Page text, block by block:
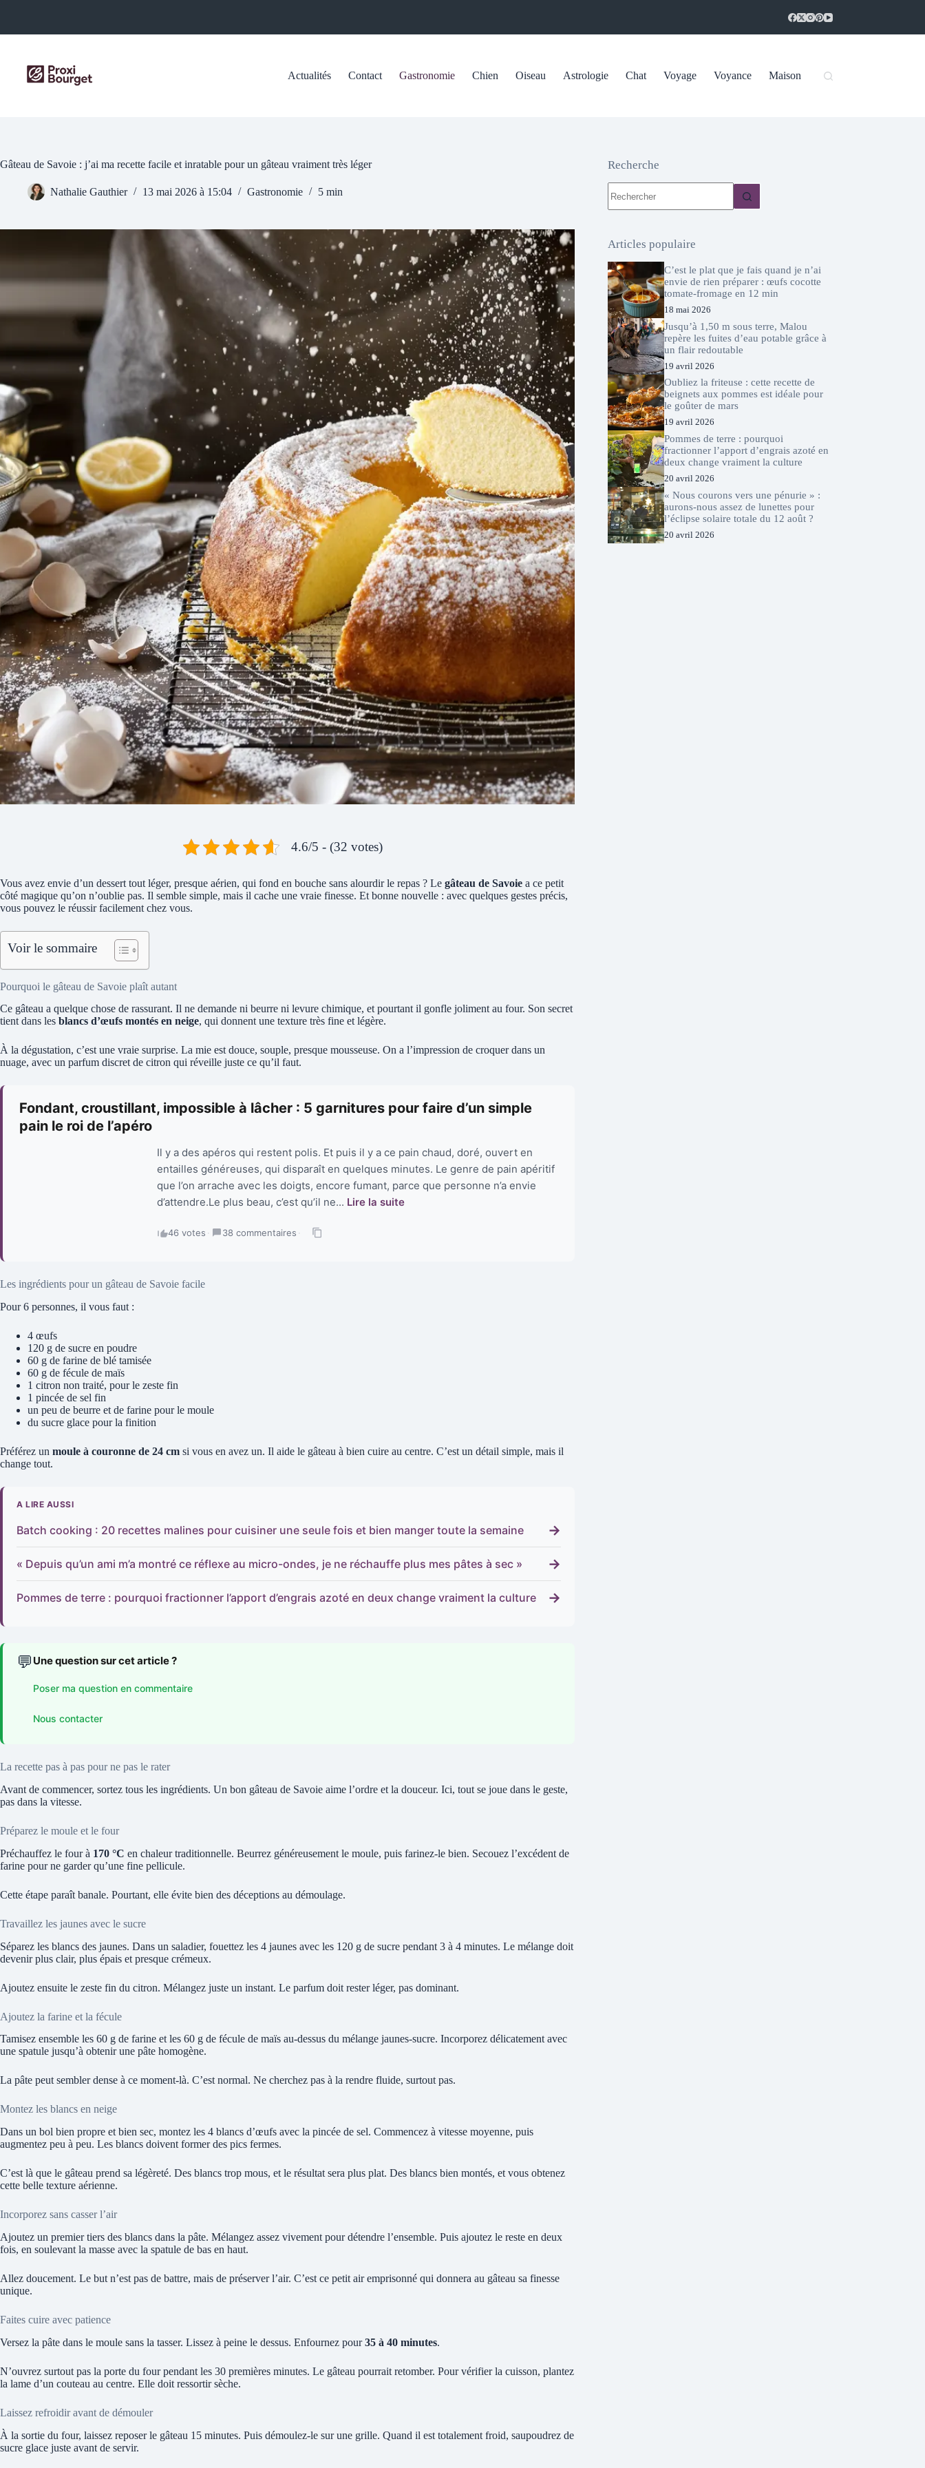
Actualités Contact Gastronomie Chien Oiseau Astrologie Chat Voyage Voyance Maison
Gâteau de Savoie : j’ai ma recette facile et inratable pour un gâteau vraiment très léger
Nathalie Gauthier 13 mai 2026 à 15:04 Gastronomie 5 min
4.6/5 - (32 votes)
Vous avez envie d’un dessert tout léger, presque aérien, qui fond en bouche sans alourdir le repas ? Le gâteau de Savoie a ce petit
côté magique qu’on n’oublie pas. Il semble simple, mais il cache une vraie finesse. Et bonne nouvelle : avec quelques gestes précis,
vous pouvez le réussir facilement chez vous.
Voir le sommaire
Pourquoi le gâteau de Savoie plaît autant
Ce gâteau a quelque chose de rassurant. Il ne demande ni beurre ni levure chimique, et pourtant il gonfle joliment au four. Son secret
tient dans les blancs d’œufs montés en neige, qui donnent une texture très fine et légère.
À la dégustation, c’est une vraie surprise. La mie est douce, souple, presque mousseuse. On a l’impression de croquer dans un
nuage, avec un parfum discret de citron qui réveille juste ce qu’il faut.
Fondant, croustillant, impossible à lâcher : 5 garnitures pour faire d’un simple
pain le roi de l’apéro
Il y a des apéros qui restent polis. Et puis il y a ce pain chaud, doré, ouvert en
entailles généreuses, qui disparaît en quelques minutes. Le genre de pain apéritif
que l’on arrache avec les doigts, encore fumant, parce que personne n’a envie
d’attendre.Le plus beau, c’est qu’il ne... Lire la suite
46 votes · 38 commentaires ·
Les ingrédients pour un gâteau de Savoie facile
Pour 6 personnes, il vous faut :
4 œufs
120 g de sucre en poudre
60 g de farine de blé tamisée
60 g de fécule de maïs
1 citron non traité, pour le zeste fin
1 pincée de sel fin
un peu de beurre et de farine pour le moule
du sucre glace pour la finition
Préférez un moule à couronne de 24 cm si vous en avez un. Il aide le gâteau à bien cuire au centre. C’est un détail simple, mais il
change tout.
A LIRE AUSSI
Batch cooking : 20 recettes malines pour cuisiner une seule fois et bien manger toute la semaine →
« Depuis qu’un ami m’a montré ce réflexe au micro-ondes, je ne réchauffe plus mes pâtes à sec » →
Pommes de terre : pourquoi fractionner l’apport d’engrais azoté en deux change vraiment la culture →
💬 Une question sur cet article ?
Poser ma question en commentaire
Nous contacter
La recette pas à pas pour ne pas le rater
Avant de commencer, sortez tous les ingrédients. Un bon gâteau de Savoie aime l’ordre et la douceur. Ici, tout se joue dans le geste,
pas dans la vitesse.
Préparez le moule et le four
Préchauffez le four à 170 °C en chaleur traditionnelle. Beurrez généreusement le moule, puis farinez-le bien. Secouez l’excédent de
farine pour ne garder qu’une fine pellicule.
Cette étape paraît banale. Pourtant, elle évite bien des déceptions au démoulage.
Travaillez les jaunes avec le sucre
Séparez les blancs des jaunes. Dans un saladier, fouettez les 4 jaunes avec les 120 g de sucre pendant 3 à 4 minutes. Le mélange doit
devenir plus clair, plus épais et presque crémeux.
Ajoutez ensuite le zeste fin du citron. Mélangez juste un instant. Le parfum doit rester léger, pas dominant.
Ajoutez la farine et la fécule
Tamisez ensemble les 60 g de farine et les 60 g de fécule de maïs au-dessus du mélange jaunes-sucre. Incorporez délicatement avec
une spatule jusqu’à obtenir une pâte homogène.
La pâte peut sembler dense à ce moment-là. C’est normal. Ne cherchez pas à la rendre fluide, surtout pas.
Montez les blancs en neige
Dans un bol bien propre et bien sec, montez les 4 blancs d’œufs avec la pincée de sel. Commencez à vitesse moyenne, puis
augmentez peu à peu. Les blancs doivent former des pics fermes.
C’est là que le gâteau prend sa légèreté. Des blancs trop mous, et le résultat sera plus plat. Des blancs bien montés, et vous obtenez
cette belle texture aérienne.
Incorporez sans casser l’air
Ajoutez un premier tiers des blancs dans la pâte. Mélangez assez vivement pour détendre l’ensemble. Puis ajoutez le reste en deux
fois, en soulevant la masse avec la spatule de bas en haut.
Allez doucement. Le but n’est pas de battre, mais de préserver l’air. C’est ce petit air emprisonné qui donnera au gâteau sa finesse
unique.
Faites cuire avec patience
Versez la pâte dans le moule sans la tasser. Lissez à peine le dessus. Enfournez pour35 à 40 minutes.
N’ouvrez surtout pas la porte du four pendant les 30 premières minutes. Le gâteau pourrait retomber. Pour vérifier la cuisson, plantez
la lame d’un couteau au centre. Elle doit ressortir sèche.
Laissez refroidir avant de démouler
À la sortie du four, laissez reposer le gâteau 15 minutes. Puis démoulez-le sur une grille. Quand il est totalement froid, saupoudrez de
sucre glace juste avant de servir.
Recherche
résultat
Articles populaire
C’est le plat que je fais quand je n’ai
envie de rien préparer : œufs cocotte
tomate-fromage en 12 min
18 mai 2026
Jusqu’à 1,50 m sous terre, Malou
repère les fuites d’eau potable grâce à
un flair redoutable
19 avril 2026
Oubliez la friteuse : cette recette de
beignets aux pommes est idéale pour
le goûter de mars
19 avril 2026
Pommes de terre : pourquoi
fractionner l’apport d’engrais azoté en
deux change vraiment la culture
20 avril 2026
« Nous courons vers une pénurie » :
aurons-nous assez de lunettes pour
l’éclipse solaire totale du 12 août ?
20 avril 2026